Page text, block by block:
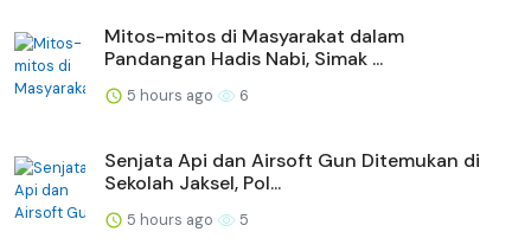
Mitos-mitos di Masyarakat dalam
Pandangan Hadis Nabi, Simak ...
5 hours ago 6
Senjata Api dan Airsoft Gun Ditemukan di
Sekolah Jaksel, Pol...
5 hours ago 5